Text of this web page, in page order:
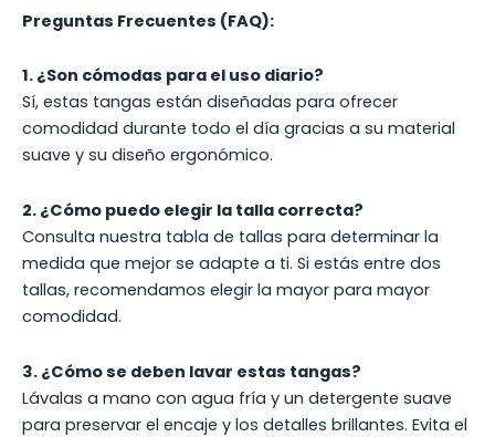
Preguntas Frecuentes (FAQ):
1. ¿Son cómodas para el uso diario?
Sí, estas tangas están diseñadas para ofrecer
comodidad durante todo el día gracias a su material
suave y su diseño ergonómico.
2. ¿Cómo puedo elegir la talla correcta?
Consulta nuestra tabla de tallas para determinar la
medida que mejor se adapte a ti. Si estás entre dos
tallas, recomendamos elegir la mayor para mayor
comodidad.
3. ¿Cómo se deben lavar estas tangas?
Lávalas a mano con agua fría y un detergente suave
para preservar el encaje y los detalles brillantes. Evita el